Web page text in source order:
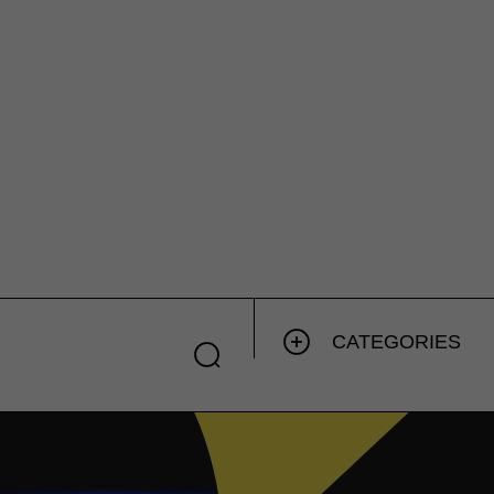
CATEGORIES